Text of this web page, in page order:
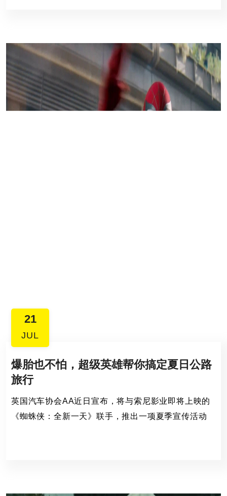
21
JUL
爆胎也不怕，超级英雄帮你搞定夏日公路
旅行
英国汽车协会AA近日宣布，将与索尼影业即将上映的
《蜘蛛侠：全新一天》联手，推出一项夏季宣传活动